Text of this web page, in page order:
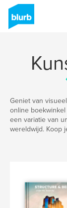
Geniet van
online
een variatie van
wereldwijd. Koop